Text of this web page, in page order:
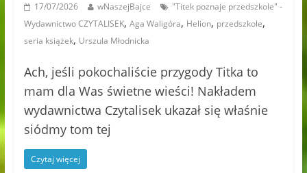
17/07/2026 wNaszejBajce
"Titek poznaje przedszkole" -
Wydawnictwo CZYTALISEK, Aga Waligóra, Helion, przedszkole,
seria książek, Urszula Młodnicka
Ach, jeśli pokochaliście przygody Titka to
mam dla Was świetne wieści! Nakładem
wydawnictwa Czytalisek ukazał się właśnie
siódmy tom tej
Czytaj więcej